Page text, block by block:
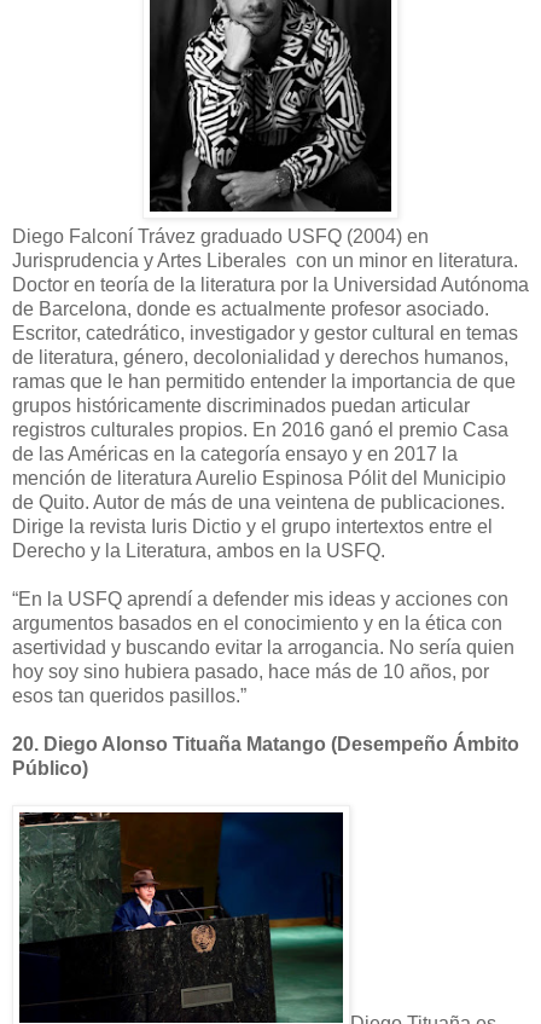
Diego Falconí Trávez graduado USFQ (2004) en
Jurisprudencia y Artes Liberales con un minor en literatura.
Doctor en teoría de la literatura por la Universidad Autónoma
de Barcelona, donde es actualmente profesor asociado.
Escritor, catedrático, investigador y gestor cultural en temas
de literatura, género, decolonialidad y derechos humanos,
ramas que le han permitido entender la importancia de que
grupos históricamente discriminados puedan articular
registros culturales propios. En 2016 ganó el premio Casa
de las Américas en la categoría ensayo y en 2017 la
mención de literatura Aurelio Espinosa Pólit del Municipio
de Quito. Autor de más de una veintena de publicaciones.
Dirige la revista Iuris Dictio y el grupo intertextos entre el
Derecho y la Literatura, ambos en la USFQ.
“En la USFQ aprendí a defender mis ideas y acciones con
argumentos basados en el conocimiento y en la ética con
asertividad y buscando evitar la arrogancia. No sería quien
hoy soy sino hubiera pasado, hace más de 10 años, por
esos tan queridos pasillos.”
20. Diego Alonso Tituaña Matango (Desempeño Ámbito
Público)